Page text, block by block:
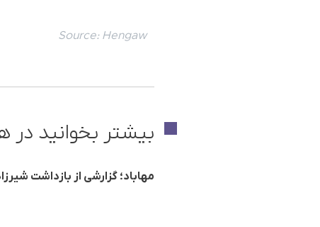
Source: Hengaw
بیشتر بخوانید در
مهاباد؛ گزارشی از بازداشت